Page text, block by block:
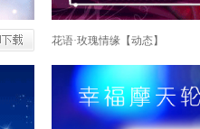
花语·玫瑰情缘【动态】